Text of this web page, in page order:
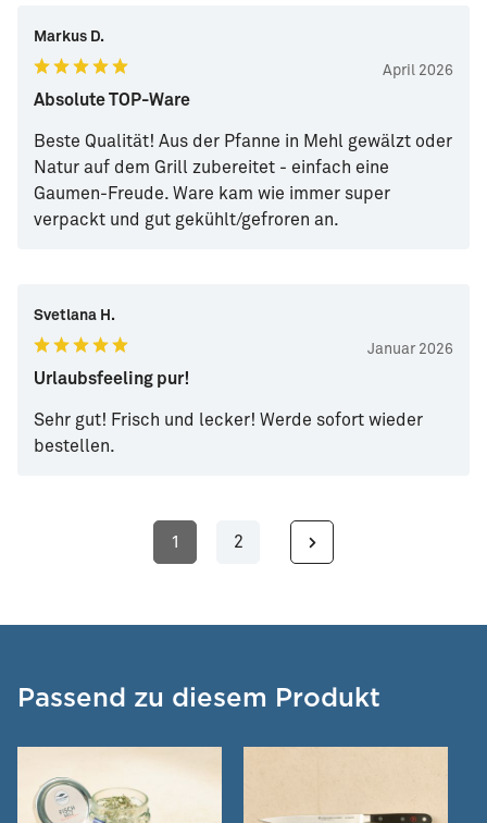
Markus D.
April 2026
Absolute TOP-Ware
Beste Qualität! Aus der Pfanne in Mehl gewälzt oder
Natur auf dem Grill zubereitet - einfach eine
Gaumen-Freude. Ware kam wie immer super
verpackt und gut gekühlt/gefroren an.
Svetlana H.
Januar 2026
Urlaubsfeeling pur!
Sehr gut! Frisch und lecker! Werde sofort wieder
bestellen.
Seite
1
2
Passend zu diesem Produkt